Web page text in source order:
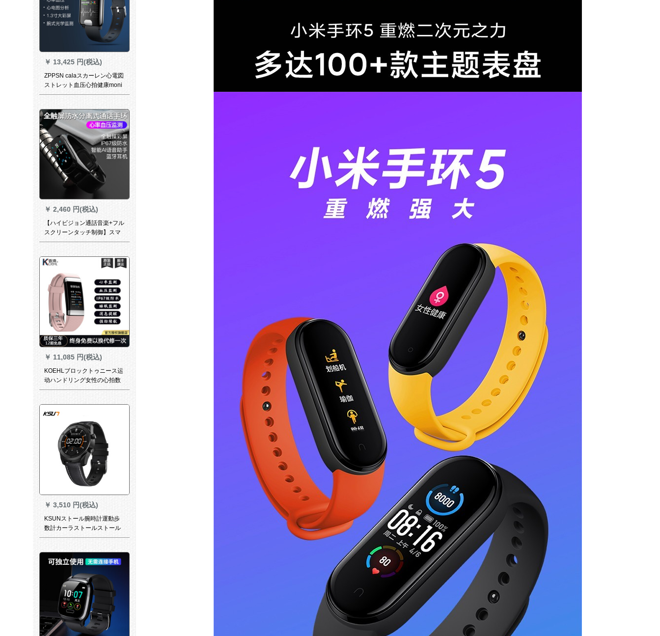
￥ 13,425 円(税込)
ZPPSN calaスカーレン心電図
ストレット血压心拍健康moni
taring着信注意防水計睡眠多機
￥ 2,460 円(税込)
【ハイビジョン通話音楽+フル
スクリーンタッチ制御】スマ
ートブレスレット男性血圧心
話ハンドリング二合一カラー
スクリーン防水スポーツブレ
スレット腕時計女性通用黒ゴ
ム【フルスクリーンタッチ+防
水+通話音楽+旗艦版】
￥ 11,085 円(税込)
KOEHLブロックトゥニース运
动ハンドリング女性の心拍数
を测定します。
￥ 3,510 円(税込)
KSUNストール腕時計運動歩
数計カーラストールストール
トゥスト電話は、IP 68防水心
916を注意します。